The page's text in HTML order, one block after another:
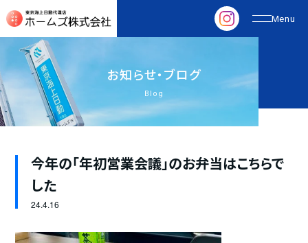
お知らせ・ブログ
Blog
今年の「年初営業会議」のお弁当はこちらで
した
24.4.16